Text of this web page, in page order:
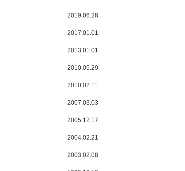
2019.06.28
2017.01.01
2013.01.01
2010.05.29
2010.02.11
2007.03.03
2005.12.17
2004.02.21
2003.02.08